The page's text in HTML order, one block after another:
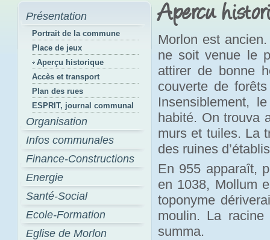
Présentation
Portrait de la commune
Place de jeux
Aperçu historique
Accès et transport
Plan des rues
ESPRIT, journal communal
Organisation
Infos communales
Finance-Constructions
Energie
Santé-Social
Ecole-Formation
Eglise de Morlon
Apercu
Morlon est
ne soit venue le
attirer de bonne
couverte de
Insensiblement,
habité. On trouva
murs et tuiles. La
des ruines
En 955 apparaît,
en 1038, Mollum
toponyme
moulin. La
summa.